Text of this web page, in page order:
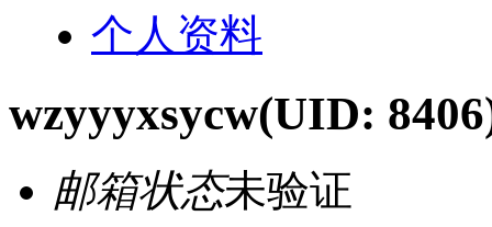
个人资料
wzyyyxsycw(UID:
邮箱状态未验证